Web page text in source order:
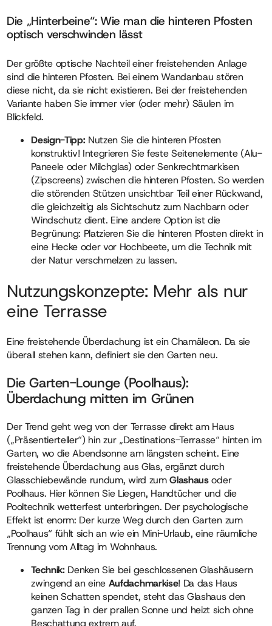
Die „Hinterbeine“: Wie man die hinteren Pfosten
optisch verschwinden lässt
Der größte optische Nachteil einer freistehenden Anlage
sind die hinteren Pfosten. Bei einem Wandanbau stören
diese nicht, da sie nicht existieren. Bei der freistehenden
Variante haben Sie immer vier (oder mehr) Säulen im
Blickfeld.
Design-Tipp: Nutzen Sie die hinteren Pfosten
konstruktiv! Integrieren Sie feste Seitenelemente (Alu-
Paneele oder Milchglas) oder Senkrechtmarkisen
(Zipscreens) zwischen die hinteren Pfosten. So werden
die störenden Stützen unsichtbar Teil einer Rückwand,
die gleichzeitig als Sichtschutz zum Nachbarn oder
Windschutz dient. Eine andere Option ist die
Begrünung: Platzieren Sie die hinteren Pfosten direkt in
eine Hecke oder vor Hochbeete, um die Technik mit
der Natur verschmelzen zu lassen.
Nutzungskonzepte: Mehr als nur
eine Terrasse
Eine freistehende Überdachung ist ein Chamäleon. Da sie
überall stehen kann, definiert sie den Garten neu.
Die Garten-Lounge (Poolhaus):
Überdachung mitten im Grünen
Der Trend geht weg von der Terrasse direkt am Haus
(„Präsentierteller“) hin zur „Destinations-Terrasse“ hinten im
Garten, wo die Abendsonne am längsten scheint. Eine
freistehende Überdachung aus Glas, ergänzt durch
Glasschiebewände rundum, wird zumGlashausoder
Poolhaus. Hier können Sie Liegen, Handtücher und die
Pooltechnik wetterfest unterbringen. Der psychologische
Effekt ist enorm: Der kurze Weg durch den Garten zum
„Poolhaus“ fühlt sich an wie ein Mini-Urlaub, eine räumliche
Trennung vom Alltag im Wohnhaus.
Technik: Denken Sie bei geschlossenen Glashäusern
zwingend an eine Aufdachmarkise! Da das Haus
keinen Schatten spendet, steht das Glashaus den
ganzen Tag in der prallen Sonne und heizt sich ohne
Beschattung extrem auf.